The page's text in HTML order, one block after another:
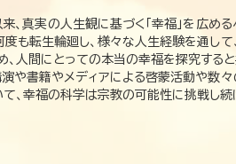
真実の人生観に基づく「幸福」を広め
も転生輪廻し、様々な人生経験を通し
人間にとっての本当の幸福を探究する
や書籍やメディアによる啓蒙活動や数
、幸福の科学は宗教の可能性に挑戦し続